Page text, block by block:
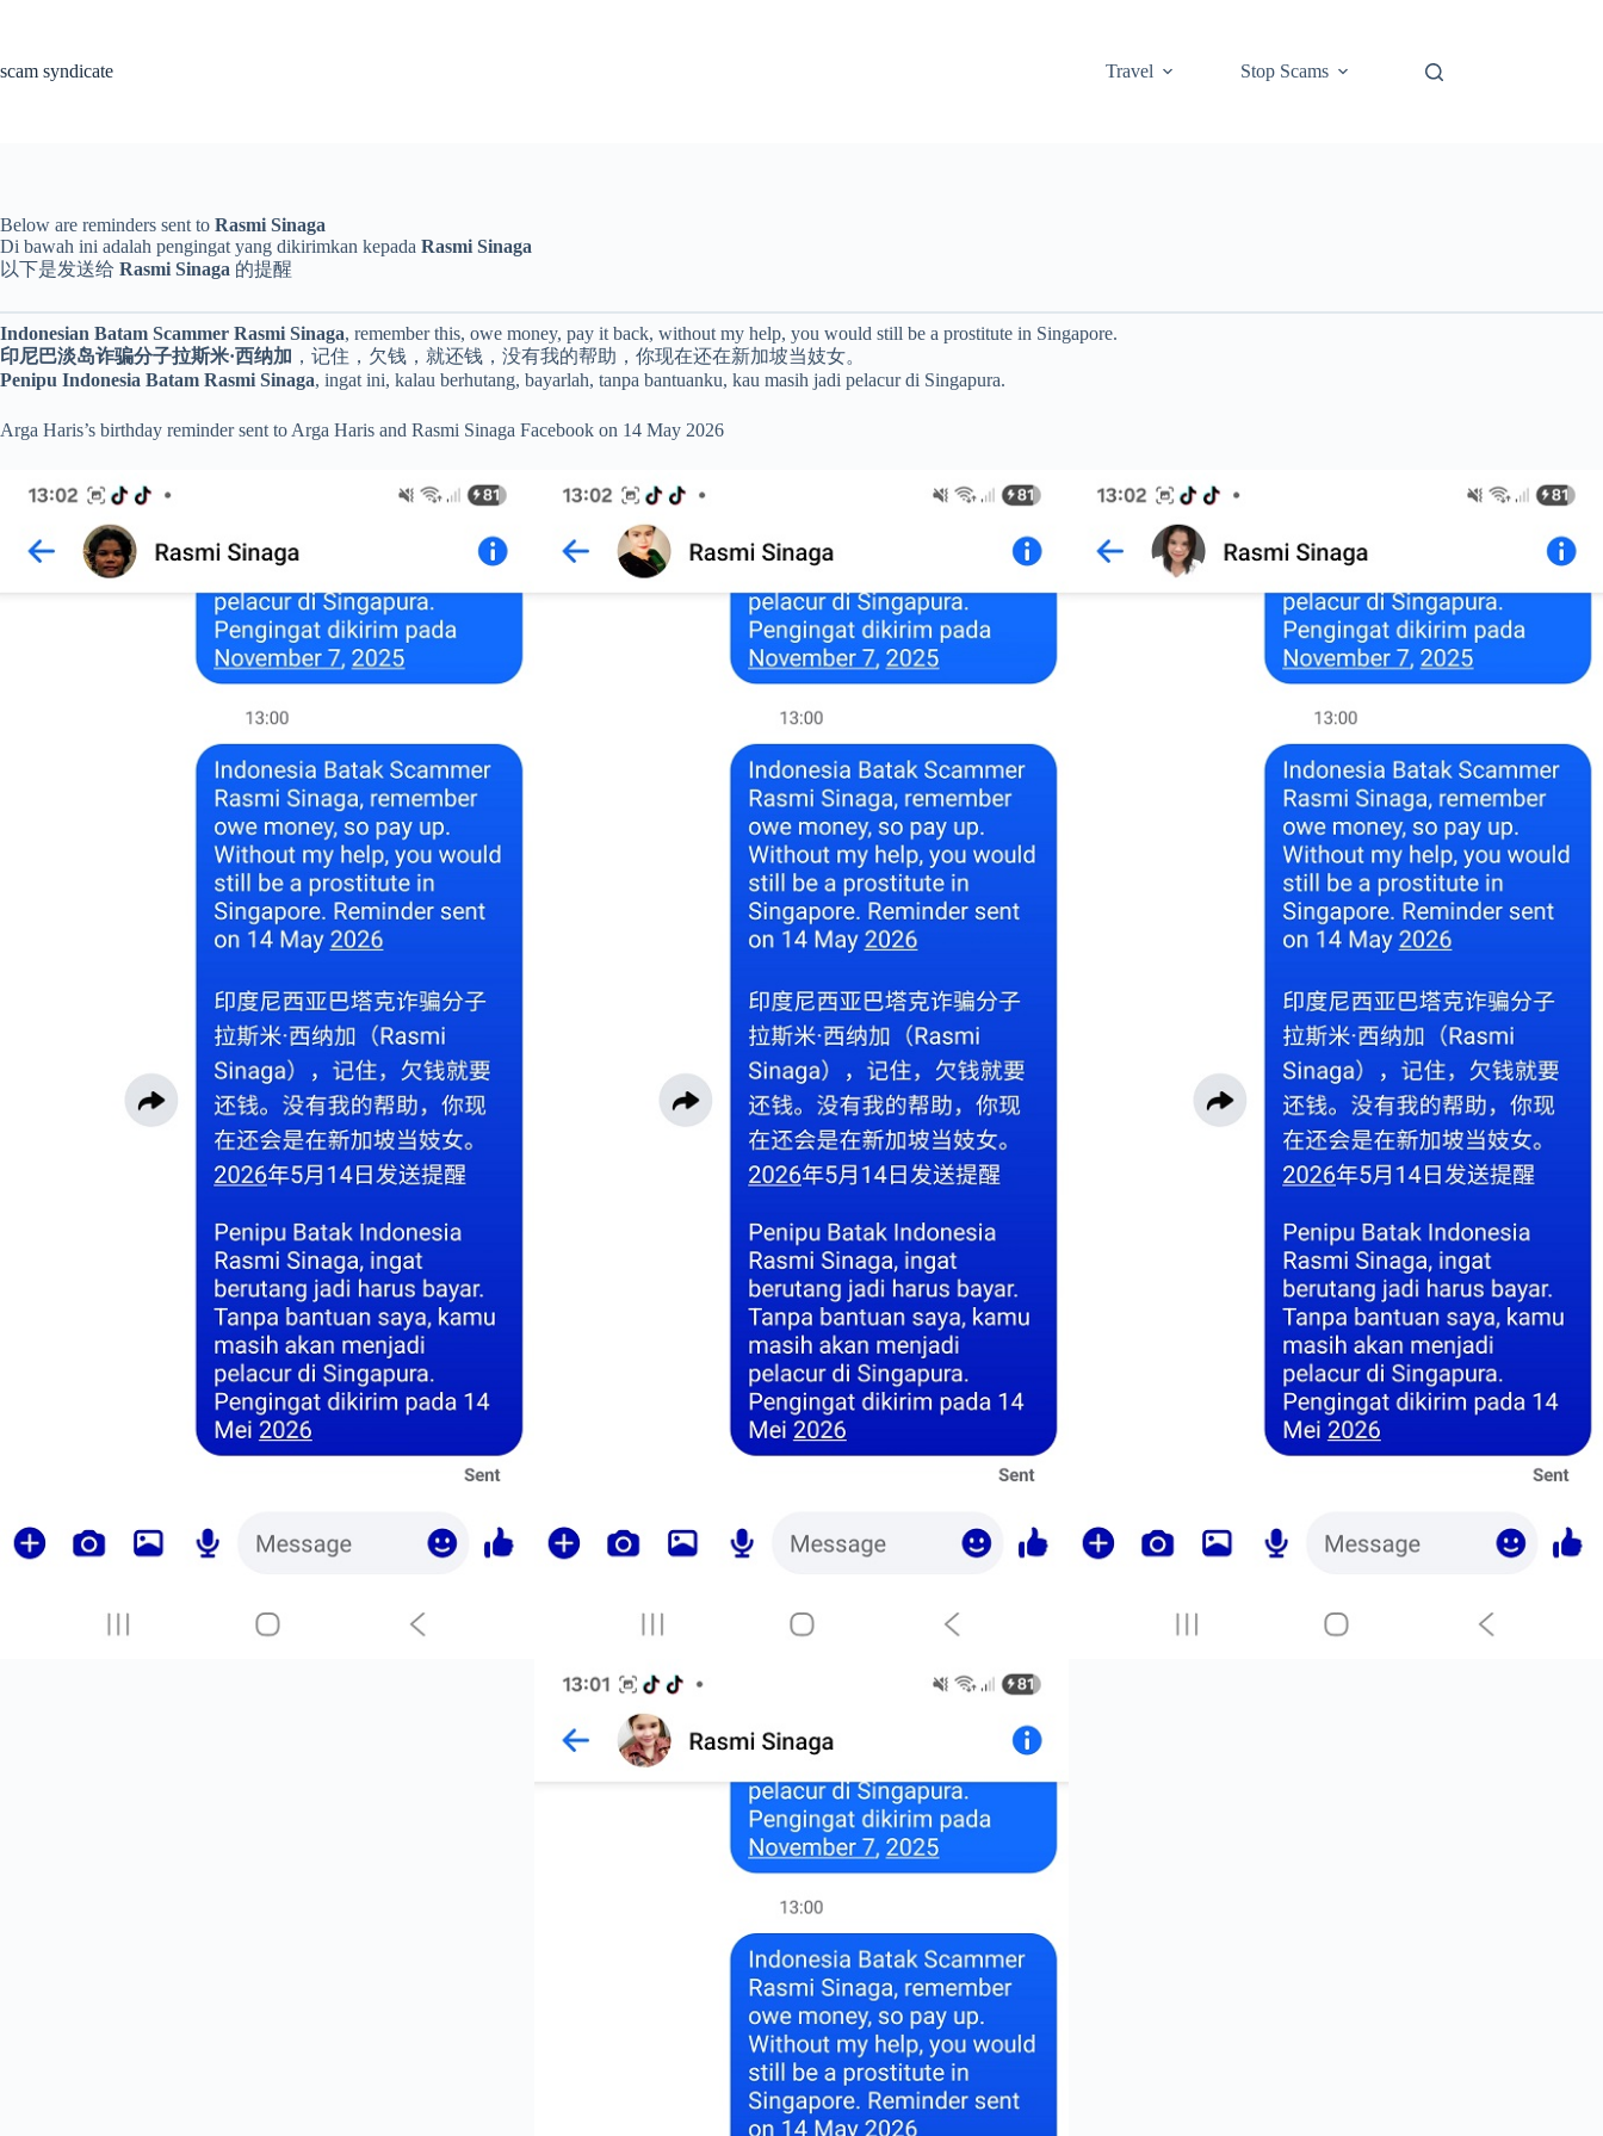
scam syndicate
Travel Stop Scams
Below are reminders sent to Rasmi Sinaga
Di bawah ini adalah pengingat yang dikirimkan kepada Rasmi Sinaga
以下是发送给 Rasmi Sinaga 的提醒
Indonesian Batam Scammer Rasmi Sinaga, remember this, owe money, pay it back, without my help, you would still be a prostitute in Singapore.
印尼巴淡岛诈骗分子拉斯米·西纳加 ，记住，欠钱，就还钱，没有我的帮助，你现在还在新加坡当妓女。
Penipu Indonesia Batam Rasmi Sinaga, ingat ini, kalau berhutang, bayarlah, tanpa bantuanku, kau masih jadi pelacur di Singapura.
Arga Haris’s birthday reminder sent to Arga Haris and Rasmi Sinaga Facebook on 14 May 2026